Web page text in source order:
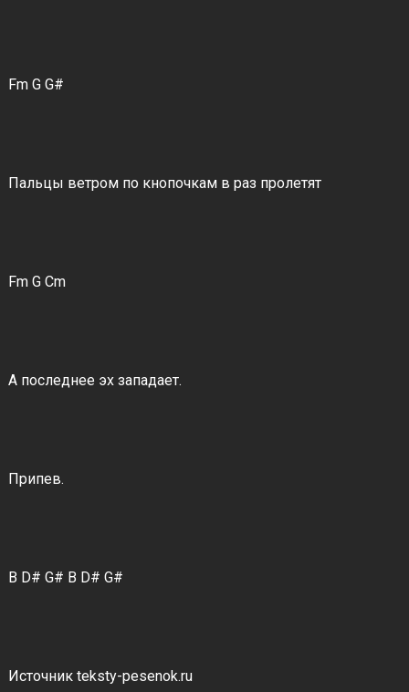
Fm G G#
Пальцы ветром по кнопочкам в раз пролетят
Fm G Cm
А последнее эх западает.
Припев.
B D# G# B D# G#
Источник teksty-pesenok.ru